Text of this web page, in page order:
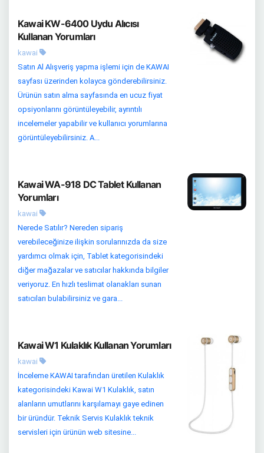
Kawai KW-6400 Uydu Alıcısı
Kullanan Yorumları
kawai
Satın Al Alışveriş yapma işlemi için de KAWAI
sayfası üzerinden kolayca gönderebilirsiniz.
Ürünün satın alma sayfasında en ucuz fiyat
opsiyonlarını görüntüleyebilir, ayrıntılı
incelemeler yapabilir ve kullanıcı yorumlarına
görüntüleyebilirsiniz. A...
Kawai WA-918 DC Tablet Kullanan
Yorumları
kawai
Nerede Satılır? Nereden sipariş
verebileceğinize ilişkin sorularınızda da size
yardımcı olmak için, Tablet kategorisindeki
diğer mağazalar ve satıcılar hakkında bilgiler
veriyoruz. En hızlı teslimat olanakları sunan
satıcıları bulabilirsiniz ve gara...
Kawai W1 Kulaklık Kullanan Yorumları
kawai
İnceleme KAWAI tarafından üretilen Kulaklık
kategorisindeki Kawai W1 Kulaklık, satın
alanların umutlarını karşılamayı gaye edinen
bir üründür. Teknik Servis Kulaklık teknik
servisleri için ürünün web sitesine...